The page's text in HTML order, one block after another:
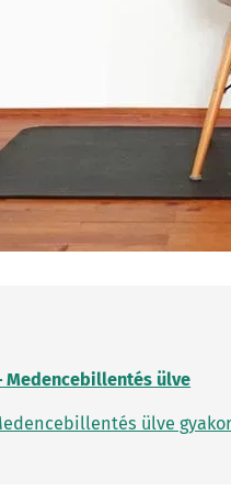
Medencebillentés ülve
ülve